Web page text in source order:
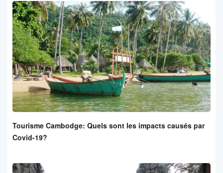
Tourisme Cambodge: Quels sont les impacts causés par
Covid-19?